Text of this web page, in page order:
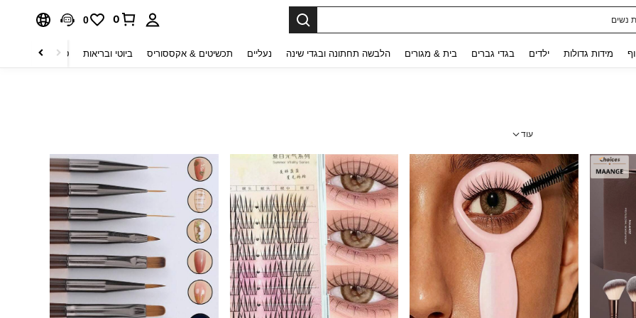
לילדות
0
0
מידות גדולות ילדים בגדי גברים בית & מגורים הלבשה תחתונה ובגדי שינה נעליים תכשיטים & אקססוריס ביוטי ובריאות טקסטיל לבית
עוד